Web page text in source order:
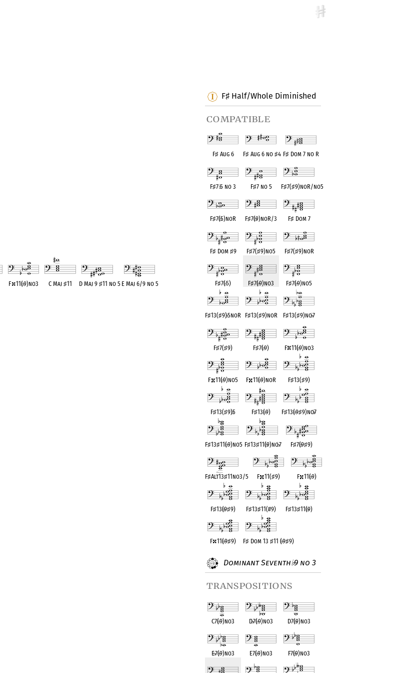
F♯ Half/Whole Diminished
compatible
F♯Aug 6 F♯ Aug 6 no♯4 F♯ Dom 7 no R
F♯7♭5 no 3 F♯7 no 5 F♯7(♯9)noR/no5
F♯7(♭5)noR F♯7(♭9)noR/3 F♯Dom 7
F♯Dom ♯9 F♯7(♯9)no5 F♯7(♯9)noR
F♯7(♭5) F♯7(♭9)no3 F♯7(♭9)no5
F♯13(♯9)♭5noR F♯13(♯9)noR F♯13(♯9)no♭7
F♯7(♯9) F♯7(♭9) F 11(♭9)no3
F 11(♭9)no5 F 11(♭9)noR F♯13(♯9)
F♯13(♯9)♭5 F♯13(♭9) F♯13(♭9♯9)no♭7
F♯13♯11(♭9)no5 F♯13♯11(♭9)no♭7 F♯7(♭9♯9)
F♯Alt13♯11no3/5 F 11(♯9) F 11(♭9)
F♯13(♭9♯9) F♯13♯11(#9) F♯13♯11(♭9)
F 11(♭9♯9) F♯ Dom 13♯11 (♭9♯9)
Dominant Seventh♭9 no 3
transpositions
C7(♭9)no3 D♭7(♭9)no3 D7(♭9)no3
E♭7(♭9)no3 E7(♭9)no3 F7(♭9)no3
F 11(♭9)no3 C Maj♯11 D Maj 9♯11 no 5 E Maj 6/9 no 5